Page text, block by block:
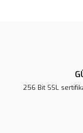
Ürün açıklamasında
256 Bit SSL